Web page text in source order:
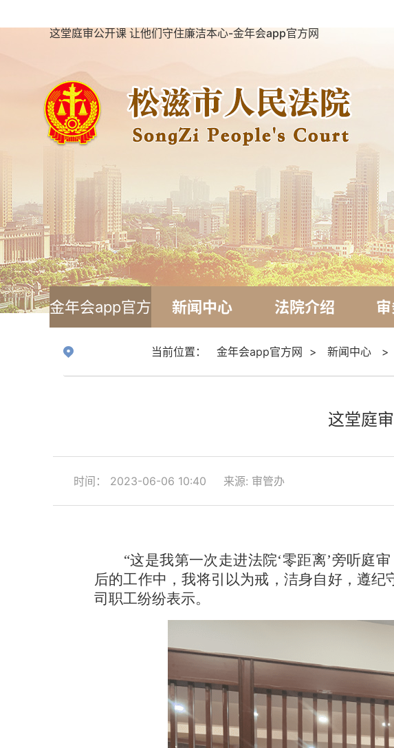
这堂庭审公开课 让他们守住廉洁本心-金年会app官方网
金年会app官方 新闻中心 法院介绍
当前位置： 金年会app官方网 > 新闻中心 >
这堂庭
时间： 2023-06-06 10:40 来源: 审管办
“这是我第一次走进法院‘零距离’旁听庭
后的工作中，我将引以为戒，洁身自好，遵
司职工纷纷表示。